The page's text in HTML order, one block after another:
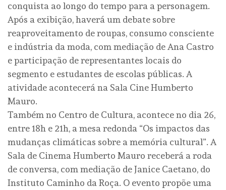
conquista ao longo do tempo para a personagem.
Após a exibição, haverá um debate sobre
reaproveitamento de roupas, consumo consciente
e indústria da moda, com mediação de Ana Castro
e participação de representantes locais do
segmento e estudantes de escolas públicas. A
atividade acontecerá na Sala Cine Humberto
Mauro.
Também no Centro de Cultura, acontece no dia 26,
entre 18h e 21h, a mesa redonda “Os impactos das
mudanças climáticas sobre a memória cultural”. A
Sala de Cinema Humberto Mauro receberá a roda
de conversa, com mediação de Janice Caetano, do
Instituto Caminho da Roça. O evento propõe uma